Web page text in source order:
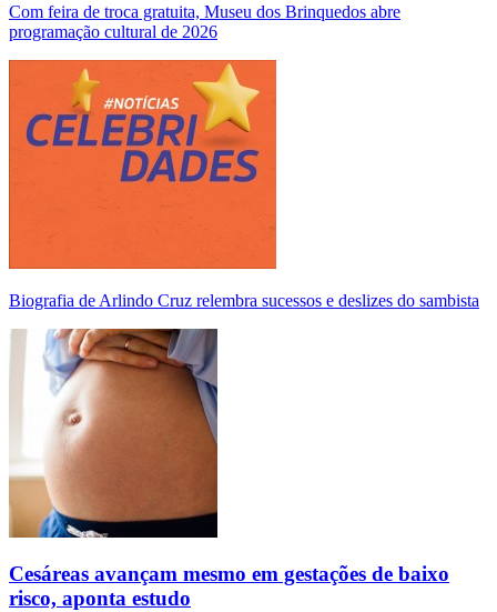
Com feira de troca gratuita, Museu dos Brinquedos abre
programação cultural de 2026
Biografia de Arlindo Cruz relembra sucessos e deslizes do sambista
Cesáreas avançam mesmo em gestações de baixo
risco, aponta estudo